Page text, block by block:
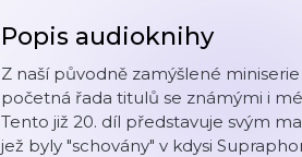
Popis audioknihy
Z naší původně zamýšlené
početná řada titulů se známými i
Tento již 20. díl představuje svým
jež byly "schovány" v kdysi